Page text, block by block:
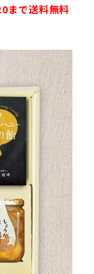
まで送料無料